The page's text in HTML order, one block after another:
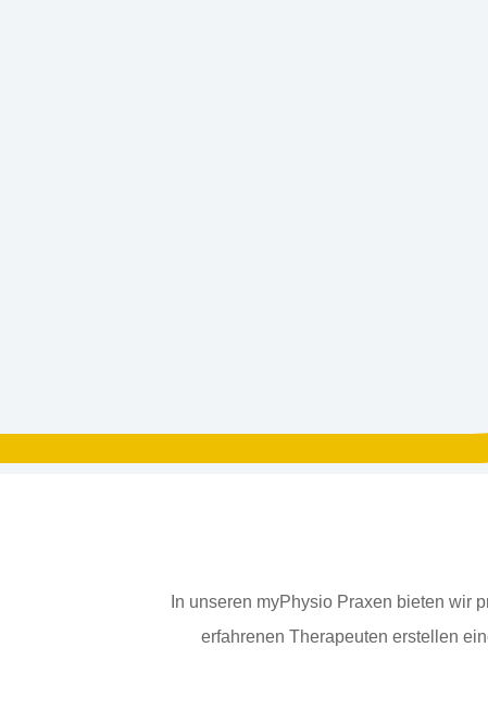
In unseren myPhysio Praxen bieten wir
erfahrenen Therapeuten erstellen